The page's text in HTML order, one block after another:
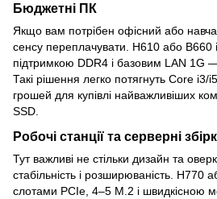
Бюджетні ПК
Якщо вам потрібен офісний або
сенсу переплачувати. H610 або
підтримкою DDR4 і базовим LAN 1G
Такі рішення легко потягнуть Core i3/
грошей для купівлі найважливіших
SSD.
Робочі станції та серверні
Тут важливі не стільки дизайн та
стабільність і розширюваність. H770
слотами PCIe, 4–5 M.2 і